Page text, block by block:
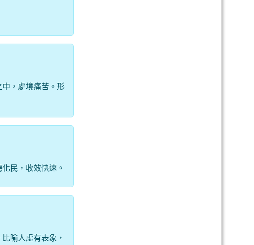
，處境痛苦。形
民，收效快速。
喻人虛有表象，